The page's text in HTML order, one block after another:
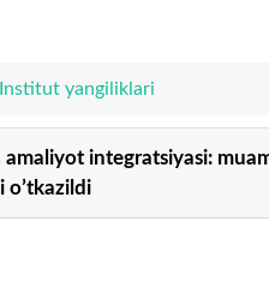
Institut yangiliklari
amaliyot integratsiyasi:
oʼtkazildi